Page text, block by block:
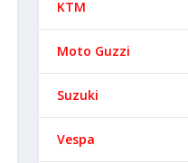
KTM
Moto Guzzi
Suzuki
Vespa